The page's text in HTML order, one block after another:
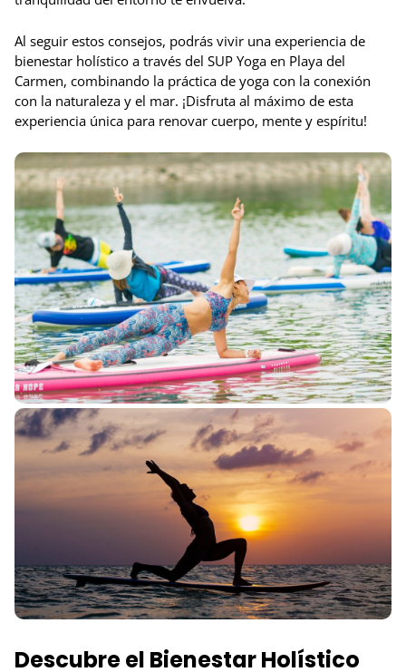
Al seguir estos consejos, podrás vivir una experiencia de
bienestar holístico a través del SUP Yoga en Playa del
Carmen, combinando la práctica de yoga con la conexión
con la naturaleza y el mar. ¡Disfruta al máximo de esta
experiencia única para renovar cuerpo, mente y espíritu!
Descubre el Bienestar Holístico